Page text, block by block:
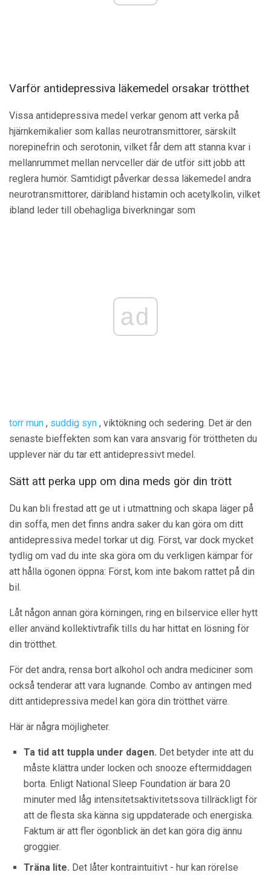
Varför antidepressiva läkemedel orsakar trötthet
Vissa antidepressiva medel verkar genom att verka på
hjärnkemikalier som kallas neurotransmittorer, särskilt
norepinefrin och serotonin, vilket får dem att stanna kvar i
mellanrummet mellan nervceller där de utför sitt jobb att
reglera humör. Samtidigt påverkar dessa läkemedel andra
neurotransmittorer, däribland histamin och acetylkolin, vilket
ibland leder till obehagliga biverkningar som
ad
torr mun , suddig syn , viktökning och sedering. Det är den
senaste bieffekten som kan vara ansvarig för tröttheten du
upplever när du tar ett antidepressivt medel.
Sätt att perka upp om dina meds gör din trött
Du kan bli frestad att ge ut i utmattning och skapa läger på
din soffa, men det finns andra saker du kan göra om ditt
antidepressiva medel torkar ut dig. Först, var dock mycket
tydlig om vad du inte ska göra om du verkligen kämpar för
att hålla ögonen öppna: Först, kom inte bakom rattet på din
bil.
Låt någon annan göra körningen, ring en bilservice eller hytt
eller använd kollektivtrafik tills du har hittat en lösning för
din trötthet.
För det andra, rensa bort alkohol och andra mediciner som
också tenderar att vara lugnande. Combo av antingen med
ditt antidepressiva medel kan göra din trötthet värre.
Här är några möjligheter.
Ta tid att tuppla under dagen. Det betyder inte att du
måste klättra under locken och snooze eftermiddagen
borta. Enligt National Sleep Foundation är bara 20
minuter med låg intensitetsaktivitetssova tillräckligt för
att de flesta ska känna sig uppdaterade och energiska.
Faktum är att fler ögonblick än det kan göra dig ännu
groggier.
Träna lite. Det låter kontraintuitivt - hur kan rörelse